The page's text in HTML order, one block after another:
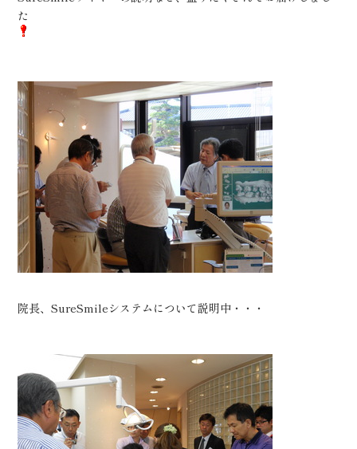
た
院長、SureSmileシステムについて説明中・・・